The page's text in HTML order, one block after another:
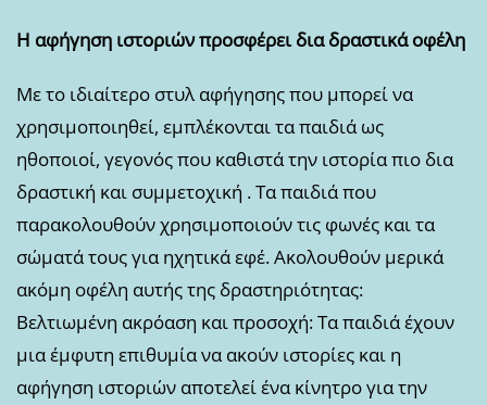
Η αφήγηση ιστοριών προσφέρει δια δραστικά οφέλη
Με το ιδιαίτερο στυλ αφήγησης που μπορεί να
χρησιμοποιηθεί, εμπλέκονται τα παιδιά ως
ηθοποιοί, γεγονός που καθιστά την ιστορία πιο δια
δραστική και συμμετοχική . Τα παιδιά που
παρακολουθούν χρησιμοποιούν τις φωνές και τα
σώματά τους για ηχητικά εφέ. Ακολουθούν μερικά
ακόμη οφέλη αυτής της δραστηριότητας:
Βελτιωμένη ακρόαση και προσοχή: Τα παιδιά έχουν
μια έμφυτη επιθυμία να ακούν ιστορίες και η
αφήγηση ιστοριών αποτελεί ένα κίνητρο για την